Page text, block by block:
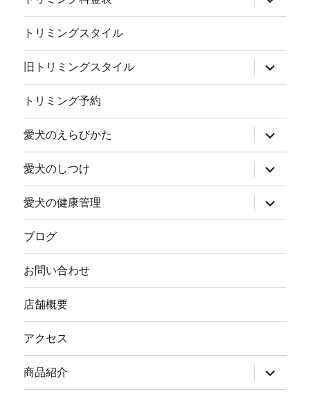
ブ
メ
ー
を
展
開
トリミングスタイル
旧トリミングスタイル
サ
ブ
メ
ー
を
展
開
トリミング予約
愛犬のえらびかた
サ
ブ
メ
ニ
ュ
ー
を
展
開
愛犬のしつけ
サ
ブ
メ
ニ
ュ
ー
開
愛犬の健康管理
サ
ブ
メ
ー
開
ブログ
お問い合わせ
店舗概要
アクセス
商品紹介
サ
ブ
メ